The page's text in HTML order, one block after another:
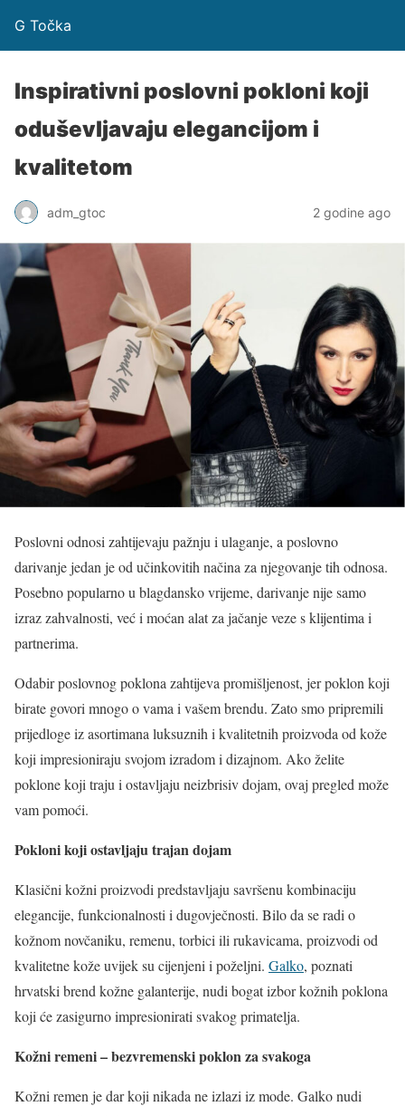
G Točka
Inspirativni poslovni pokloni koji
oduševljavaju elegancijom i
kvalitetom
adm_gtoc 2 godine ago
Poslovni odnosi zahtijevaju pažnju i ulaganje, a poslovno
darivanje jedan je od učinkovitih načina za njegovanje tih odnosa.
Posebno popularno u blagdansko vrijeme, darivanje nije samo
izraz zahvalnosti, već i moćan alat za jačanje veze s klijentima i
partnerima.
Odabir poslovnog poklona zahtijeva promišljenost, jer poklon koji
birate govori mnogo o vama i vašem brendu. Zato smo pripremili
prijedloge iz asortimana luksuznih i kvalitetnih proizvoda od kože
koji impresioniraju svojom izradom i dizajnom. Ako želite
poklone koji traju i ostavljaju neizbrisiv dojam, ovaj pregled može
vam pomoći.
Pokloni koji ostavljaju trajan dojam
Klasični kožni proizvodi predstavljaju savršenu kombinaciju
elegancije, funkcionalnosti i dugovječnosti. Bilo da se radi o
kožnom novčaniku, remenu, torbici ili rukavicama, proizvodi od
kvalitetne kože uvijek su cijenjeni i poželjni. Galko, poznati
hrvatski brend kožne galanterije, nudi bogat izbor kožnih poklona
koji će zasigurno impresionirati svakog primatelja.
Kožni remeni – bezvremenski poklon za svakoga
Kožni remen je dar koji nikada ne izlazi iz mode. Galko nudi